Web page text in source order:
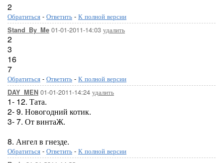
2
Обратиться - Ответить - К полной версии
Stand_By_Me 01-01-2011-14:03 удалить
2
3
16
7
Обратиться - Ответить - К полной версии
DAY_MEN 01-01-2011-14:24 удалить
1- 12. Тата.
2- 9. Новогодний котик.
3- 7. От винтаЖ.
8. Ангел в гнезде.
Обратиться - Ответить - К полной версии